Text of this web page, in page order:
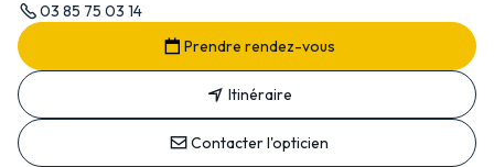
03 85 75 03 14
Prendre rendez-vous
Itinéraire
Contacter l'opticien